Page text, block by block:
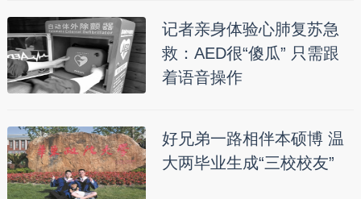
记者亲身体验心肺复苏急
救：AED很“傻瓜” 只需跟
着语音操作
好兄弟一路相伴本硕博 温
大两毕业生成“三校校友”